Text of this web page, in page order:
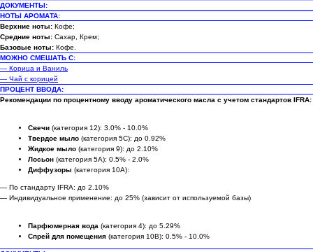
ДОКУМЕНТЫ:
НОТЫ АРОМАТА:
Верхние ноты: Кофе;
Средние ноты: Сахар, Крем;
Базовые ноты: Кофе.
МОЖНО СМЕШАТЬ С:
— Корица и Ваниль
— Чай с корицей
ПРОЦЕНТ ВВОДА:
Рекомендации по процентному вводу ароматического масла с учетом стандартов IFRA:
Свечи (категория 12): 3.0% - 10.0%
Твердое мыло (категория 5C): до 0.92%
Жидкое мыло (категория 9): до 2.10%
Лосьон (категория 5A): 0.5% - 2.0%
Диффузоры (категория 10A):
— По стандарту IFRA: до 2.10%
— Индивидуальное применение: до 25% (зависит от используемой базы)
Парфюмерная вода (категория 4): до 5.29%
Спрей для помещения (категория 10B): 0.5% - 10.0%